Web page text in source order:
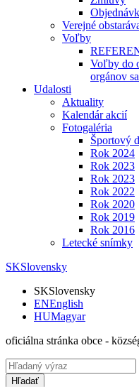
Verejné
Voľby
Voľby do
orgánov
Udalosti
Aktuality
Kalendár akcií
Fotogaléria
Športový
Rok 2024
Rok 2023
Rok 2023
Rok 2022
Rok 2020
Rok 2019
Rok 2016
Letecké snímky
SKSlovensky
SKSlovensky
ENEnglish
HUMagyar
oficiálna stránka obce -
Hľadať